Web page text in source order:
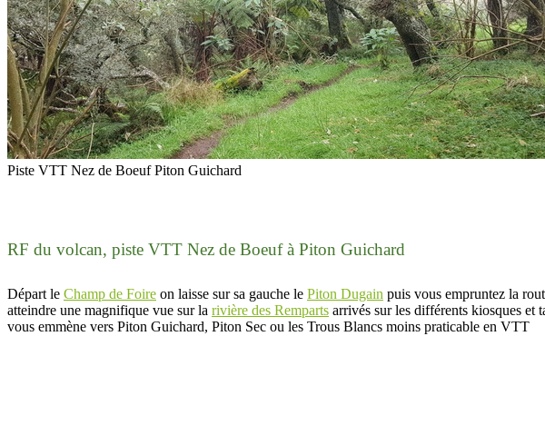
Piste VTT Nez de Boeuf Piton Guichard
RF du volcan, piste VTT Nez de Boeuf à Piton Guichard
Départ le Champ de Foire on laisse sur sa gauche le Piton Dugain puis vous empruntez la
atteindre une magnifique vue sur la rivière des Remparts arrivés sur les différents kiosques et
vous emmène vers Piton Guichard, Piton Sec ou les Trous Blancs moins praticable en VTT